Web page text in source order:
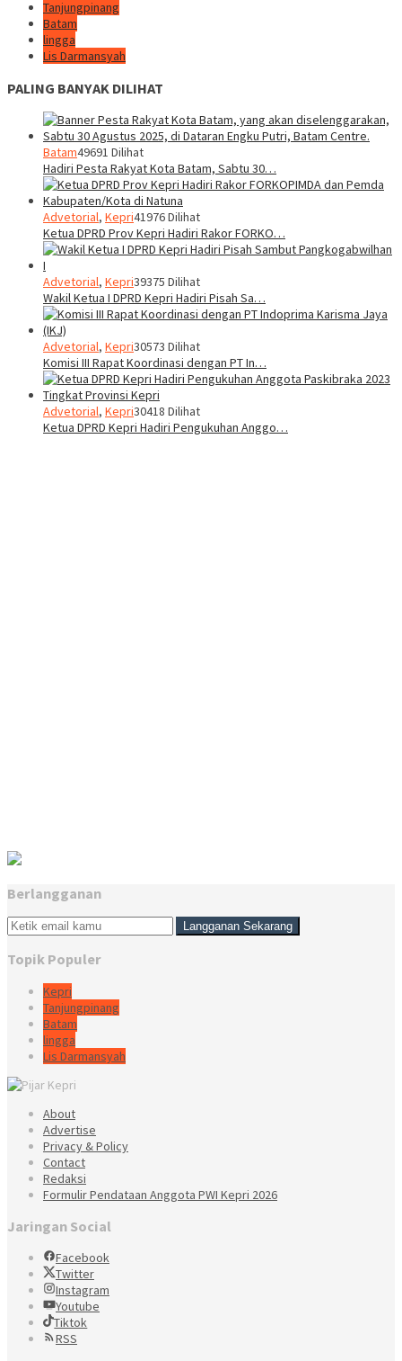
Tanjungpinang
Batam
lingga
Lis Darmansyah
PALING BANYAK DILIHAT
Batam49691 Dilihat
Hadiri Pesta Rakyat Kota Batam, Sabtu 30…
Advetorial, Kepri41976 Dilihat
Ketua DPRD Prov Kepri Hadiri Rakor FORKO…
Advetorial, Kepri39375 Dilihat
Wakil Ketua I DPRD Kepri Hadiri Pisah Sa…
Advetorial, Kepri30573 Dilihat
Komisi III Rapat Koordinasi dengan PT In…
Advetorial, Kepri30418 Dilihat
Ketua DPRD Kepri Hadiri Pengukuhan Anggo…
Berlangganan
Topik Populer
Kepri
Tanjungpinang
Batam
lingga
Lis Darmansyah
About
Advertise
Privacy & Policy
Contact
Redaksi
Formulir Pendataan Anggota PWI Kepri 2026
Jaringan Social
Facebook
Twitter
Instagram
Youtube
Tiktok
RSS